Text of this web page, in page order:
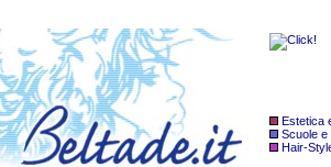
Estetica
Scuole e
Hair-